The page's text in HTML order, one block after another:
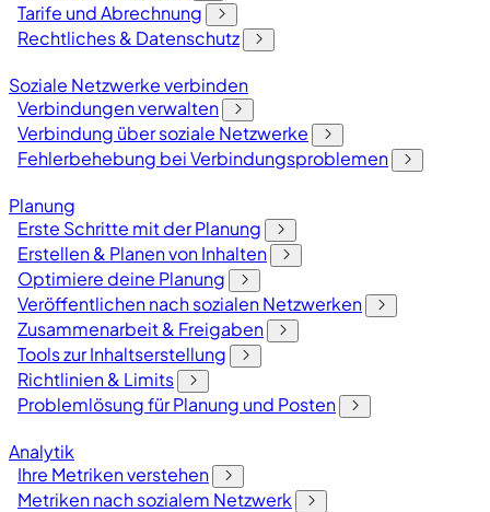
Tarife und Abrechnung
Rechtliches & Datenschutz
Soziale Netzwerke verbinden
Verbindungen verwalten
Verbindung über soziale Netzwerke
Fehlerbehebung bei Verbindungsproblemen
Planung
Erste Schritte mit der Planung
Erstellen & Planen von Inhalten
Optimiere deine Planung
Veröffentlichen nach sozialen Netzwerken
Zusammenarbeit & Freigaben
Tools zur Inhaltserstellung
Richtlinien & Limits
Problemlösung für Planung und Posten
Analytik
Ihre Metriken verstehen
Metriken nach sozialem Netzwerk